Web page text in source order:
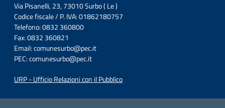
Via Pisanelli, 23, 73010 Surbo ( Le )
Codice fiscale / P. IVA: 01862180757
Telefono: 0832 360800
Fax: 0832 360821
Email:comunesurbo@pec.it
PEC:comunesurbo@pec.it
URP - Ufficio Relazioni con il Pubblico